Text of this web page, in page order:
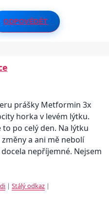
ODPOVĚDĚT
prášky Metformin 3x
horka v levém lýtku.
po celý den. Na lýtku
a ani mě nebolí
nepříjemné. Nejsem
|Stálý odkaz |